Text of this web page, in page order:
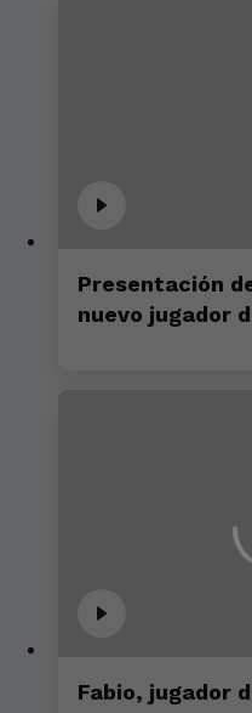
Presentación
nuevo jugador
Fabio, jugador